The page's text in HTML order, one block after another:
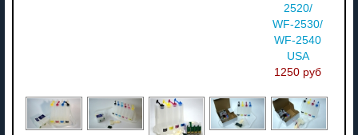
2520/
WF-2530/
WF-2540
USA
1250 руб